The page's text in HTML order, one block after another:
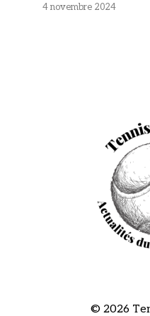
4 novembre 2024
© 2026